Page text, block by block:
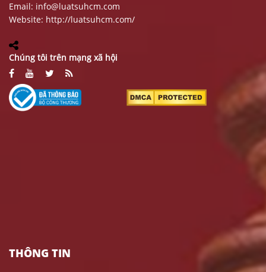
Email: info@luatsuhcm.com
Website: http://luatsuhcm.com/
Chúng tôi trên mạng xã hội
THÔNG TIN